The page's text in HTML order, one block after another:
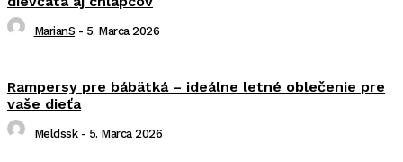
MarianS - 5. Marca 2026
Rampersy pre bábätká – ideálne letné oblečenie pre
vaše dieťa
Meldssk - 5. Marca 2026